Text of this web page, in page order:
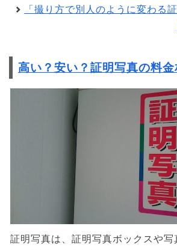
「撮り方で別人のように変わる
高い？安い？証明写真の料
証明写真は、証明写真ボックスや写